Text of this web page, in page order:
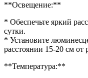
**Освещение:**
* Обеспечьте яркий
сутки.
* Установите
расстоянии 15-20 см от
**Температура:**